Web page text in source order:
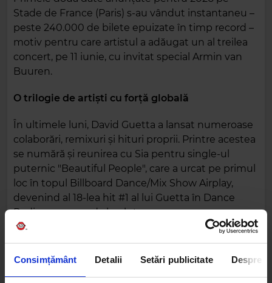
Consimțământ Detalii Setări publicitate Despre
Stade de France (Paris) s-au vândut instantaneu –
peste 240.000 de bilete epuizate în timp record –
motiv pentru care artistul a adăugat un al treilea
concert, pe 11 iunie, cu invitat special Armin van
Buuren.
O trilogie de artiști cu forță globală
În ultimele luni, David Guetta a lansat numeroase
colaborări, remixuri și hituri proprii. Printre acestea
se numără și reunirea cu Sia pentru single-ul
puternic "Beautiful People", care a urcat pe primul
loc în topul Billboard Dance/Mix Show Airplay,
devenind al 18-lea hit #1 al lui Guetta în Dance
Radio – un record absolut.
out, a lansat recent ediția completă a albumului
"I’ve Tried Everything But Therapy", ce include